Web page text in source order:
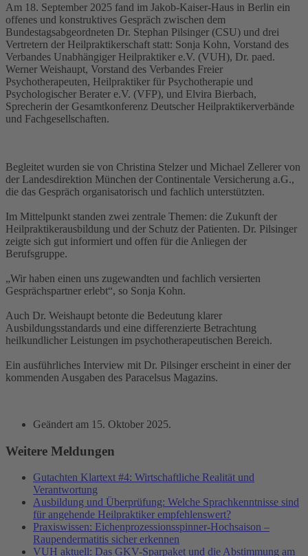
Am 18. September 2025 fand im Jakob-Kaiser-Haus in Berlin ein
offenes und konstruktives Gespräch zwischen dem
Bundestagsabgeordneten Dr. Stephan Pilsinger (CSU) und drei
Vertretern der Heilpraktikerschaft statt: Sonja Kohn, Vorstand des
Verbandes Unabhängiger Heilpraktiker e.V. (VUH), Dr. paed.
Werner Weishaupt, Vorstand des Verbandes Freier
Psychotherapeuten, Heilpraktiker für Psychotherapie und
Psychologischer Berater e.V. (VFP), und Elvira Bierbach,
Sprecherin der Gesamtkonferenz Deutscher Heilpraktikerverbände
und Fachgesellschaften.
Begleitet wurden sie von Christina Stelzer und Michael Zellerer von
der Landesdirektion München der Continentale Versicherung a.G.,
die das Gespräch organisatorisch und fachlich unterstützten.
Im Mittelpunkt standen zwei zentrale Themen: die Zukunft der
Heilpraktikerausbildung und der Schutz der Patienten. Dr. Pilsinger
zeigte sich gut informiert und offen für die Anliegen der
Berufsgruppe.
„Wir haben einen uns zugewandten und fachlich versierten
Gesprächspartner erlebt“, so Sonja Kohn.
Auch Dr. Weishaupt betonte die Bedeutung klarer
Ausbildungsstandards und eine differenzierte Betrachtung
heilkundlicher Leistungen im psychotherapeutischen Bereich.
Ein ausführliches Interview mit Dr. Pilsinger erscheint in einer der
kommenden Ausgaben des Paracelsus Magazins.
Geändert am 15. Oktober 2025.
Weitere Meldungen
Gutachten Klartext #4: Wirtschaftliche Realität und
Verantwortung
Ausbildung und Überprüfung: Welche Sprachkenntnisse sind
für angehende Heilpraktiker empfehlenswert?
Praxiswissen: Eichenprozessionsspinner-Hochsaison –
Raupendermatitis sicher erkennen
VUH aktuell: Das GKV-Sparpaket und die Abstimmung am